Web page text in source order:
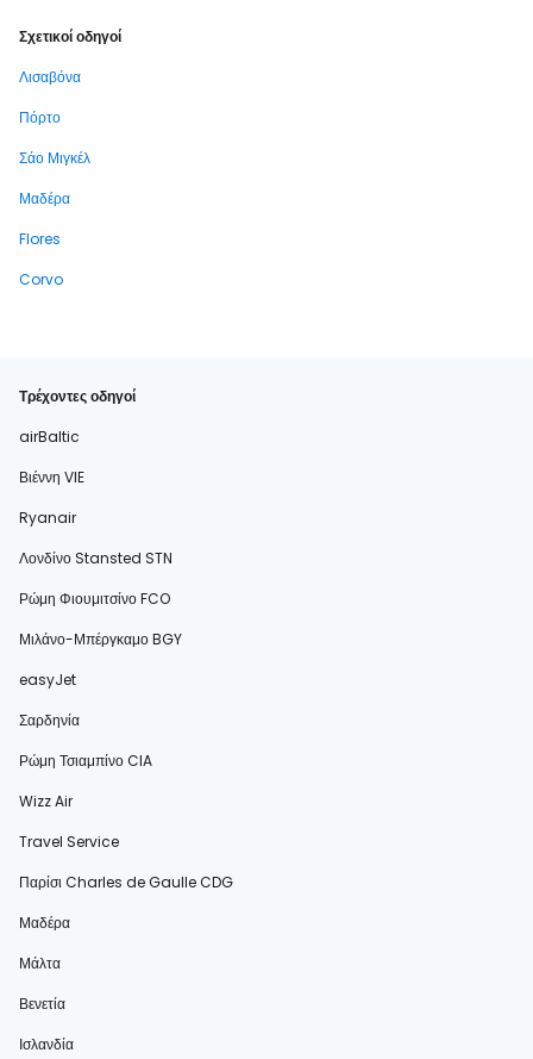
Σχετικοί οδηγοί
Λισαβόνα
Πόρτο
Σάο Μιγκέλ
Μαδέρα
Flores
Corvo
Τρέχοντες οδηγοί
airBaltic
Βιέννη VIE
Ryanair
Λονδίνο Stansted STN
Ρώμη Φιουμιτσίνο FCO
Μιλάνο-Μπέργκαμο BGY
easyJet
Σαρδηνία
Ρώμη Τσιαμπίνο CIA
Wizz Air
Travel Service
Παρίσι Charles de Gaulle CDG
Μαδέρα
Μάλτα
Βενετία
Ισλανδία